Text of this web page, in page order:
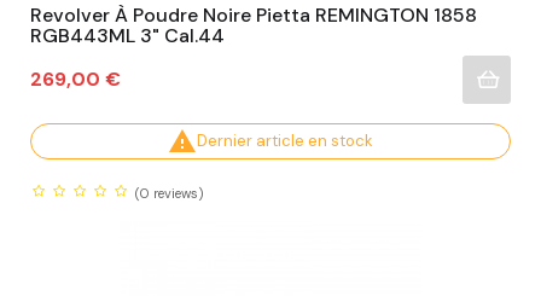
Revolver À Poudre Noire Pietta REMINGTON 1858
RGB443ML 3" Cal.44
Prix
269,00 €
Dernier article en stock
(0 reviews)